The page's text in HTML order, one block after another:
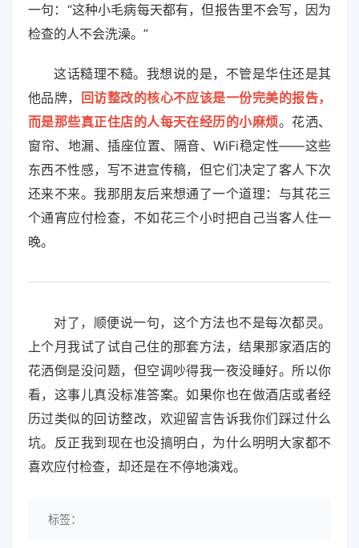
一句：“这种小毛病每天都有，但报告里不会写，因为
检查的人不会洗澡。”
这话糙理不糙。我想说的是，不管是华住还是其
他品牌， 回访整改的核心不应该是一份完美的报告，
而是那些真正住店的人每天在经历的小麻烦。花洒、
窗帘、地漏、插座位置、隔音、WiFi稳定性——这些
东西不性感，写不进宣传稿，但它们决定了客人下次
还来不来。我那朋友后来想通了一个道理：与其花三
个通宵应付检查，不如花三个小时把自己当客人住一
晚。
对了，顺便说一句，这个方法也不是每次都灵。
上个月我试了试自己住的那套方法，结果那家酒店的
花洒倒是没问题，但空调吵得我一夜没睡好。所以你
看，这事儿真没标准答案。如果你也在做酒店或者经
历过类似的回访整改，欢迎留言告诉我你们踩过什么
坑。反正我到现在也没搞明白，为什么明明大家都不
喜欢应付检查，却还是在不停地演戏。
标签：